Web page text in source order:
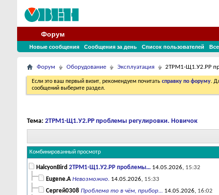
Форум
Новые сообщения Сообщения за день Список пользователей
Форум Оборудование Эксплуатация 2ТРМ1-Щ1.У2.РР
Если это ваш первый визит, рекомендуем почитать справку по форуму.
сообщений выберите раздел.
Тема: 2ТРМ1-Щ1.У2.РР проблемы регулировки. Новичок
Комбинированный просмотр
HalcyonBird 2ТРМ1-Щ1.У2.РР проблемы... 14.05.2026, 15:32
Eugene.A Невозможно. 14.05.2026, 15:33
Сергей0308 Проблема то в чём, прибор... 14.05.2026, 16:02